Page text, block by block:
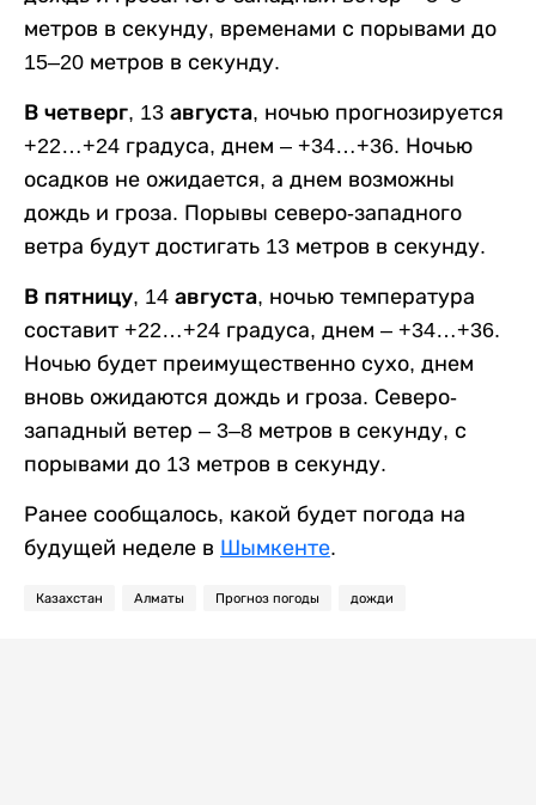
метров в секунду, временами с порывами до
15–20 метров в секунду.
В четверг, 13 августа, ночью прогнозируется
+22…+24 градуса, днем – +34…+36. Ночью
осадков не ожидается, а днем возможны
дождь и гроза. Порывы северо-западного
ветра будут достигать 13 метров в секунду.
В пятницу, 14 августа, ночью температура
составит +22…+24 градуса, днем – +34…+36.
Ночью будет преимущественно сухо, днем
вновь ожидаются дождь и гроза. Северо-
западный ветер – 3–8 метров в секунду, с
порывами до 13 метров в секунду.
Ранее сообщалось, какой будет погода на
будущей неделе в Шымкенте.
Казахстан Алматы Прогноз погоды дожди